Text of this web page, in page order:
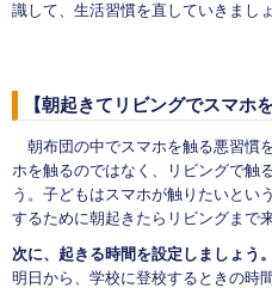
識して、生活習慣を直していきましょ
【朝起きてリビングでスマホ
朝布団の中でスマホを触る悪習慣
ホを触るのではなく、リビングで触
う。子どもはスマホが触りたいとい
するために朝起きたらリビングまで
次に、起きる時間を設定しましょう。
明日から、学校に登校するときの時